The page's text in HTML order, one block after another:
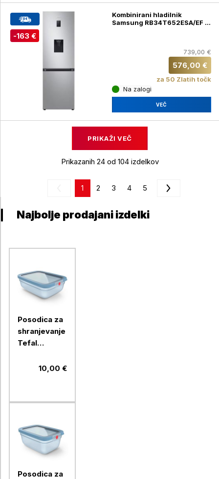
-163 €
Kombinirani hladilnik
Samsung RB34T652ESA/EF z
739,00 €
576,00 €
za 50 Zlatih točk
Na zalogi
VEČ
PRIKAŽI VEČ
Prikazanih 24 od 104 izdelkov
1 2 3 4 5
Najbolje prodajani izdelki
Posodica za
shranjevanje
Tefal
AQ., 2.3 L,
10,00 €
Posodica za